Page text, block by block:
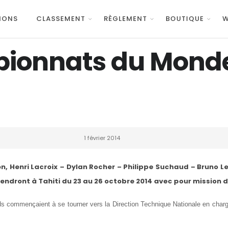
CLASSEMENT RÈGLEMENT BOUTIQUE
du
1 février 2014
Lacroix – Dylan Rocher – Philippe Suchaud – Bruno
à Tahiti du 23 au 26 octobre 2014 avec pour mission
à se tourner vers la Direction Technique Nationale en